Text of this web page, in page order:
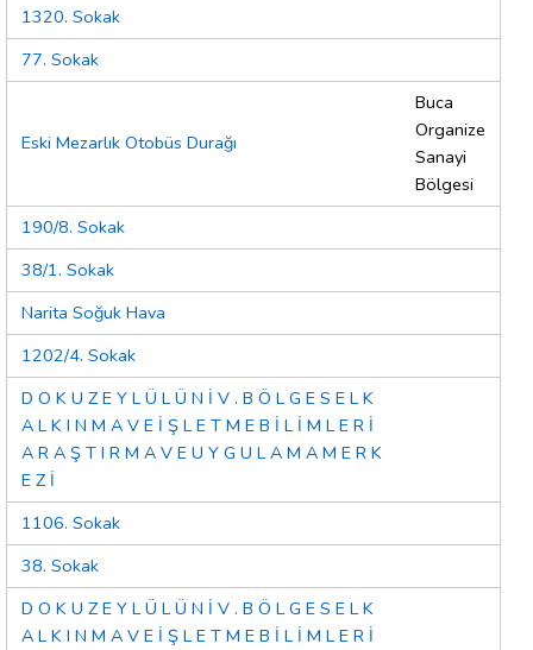
1320. Sokak
77. Sokak
Eski Mezarlık Otobüs Durağı
Buca
Organize
Sanayi
Bölgesi
190/8. Sokak
38/1. Sokak
Narita Soğuk Hava
1202/4. Sokak
D O K U Z E Y L Ü L Ü N İ V . B Ö L G E S E L K
A L K I N M A V E İ Ş L E T M E B İ L İ M L E R İ
A R A Ş T I R M A V E U Y G U L A M A M E R K
E Z İ
1106. Sokak
38. Sokak
D O K U Z E Y L Ü L Ü N İ V . B Ö L G E S E L K
A L K I N M A V E İ Ş L E T M E B İ L İ M L E R İ